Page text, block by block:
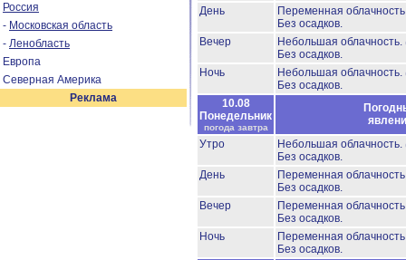
Россия
- Московская область
- Ленобласть
Европа
Северная Америка
Реклама
День
Переменная
Без осадков.
Вечер
Небольшая облачность.
Без осадков.
Ночь
Небольшая облачность.
Без осадков.
10.08
Понедельник
погода завтра
Утро
Небольшая облачность.
Без осадков.
День
Переменная
Без осадков.
Вечер
Переменная
Без осадков.
Ночь
Переменная
Без осадков.